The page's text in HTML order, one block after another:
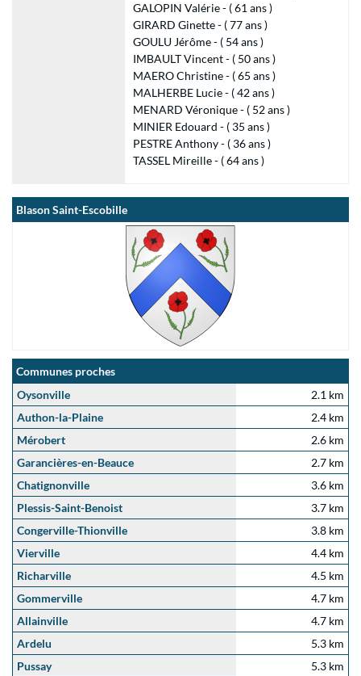
GALOPIN Valérie - ( 61 ans )
GIRARD Ginette - ( 77 ans )
GOULU Jérôme - ( 54 ans )
IMBAULT Vincent - ( 50 ans )
MAERO Christine - ( 65 ans )
MALHERBE Lucie - ( 42 ans )
MENARD Véronique - ( 52 ans )
MINIER Edouard - ( 35 ans )
PESTRE Anthony - ( 36 ans )
TASSEL Mireille - ( 64 ans )
Blason Saint-Escobille
Communes proches
Oysonville
2.1 km
Authon-la-Plaine
2.4 km
Mérobert
2.6 km
Garancières-en-Beauce
2.7 km
Chatignonville
3.6 km
Plessis-Saint-Benoist
3.7 km
Congerville-Thionville
3.8 km
Vierville
4.4 km
Richarville
4.5 km
Gommerville
4.7 km
Allainville
4.7 km
Ardelu
5.3 km
Pussay
5.3 km